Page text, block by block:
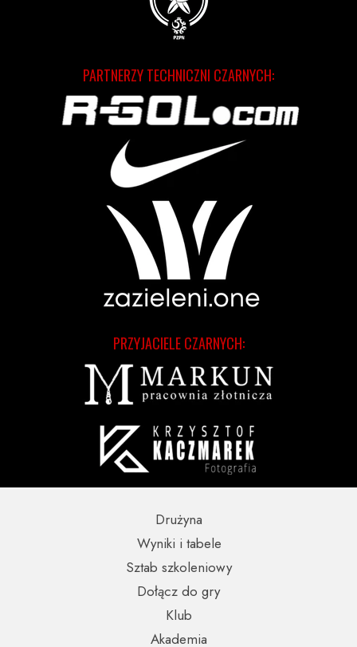
PRZYJACIELE CZARNYCH:
PARTNERZY TECHNICZNI CZARNYCH:
Wyniki i tabele
Sztab szkoleniowy
Dołącz do gry
Drużyna
Akademia
Klub